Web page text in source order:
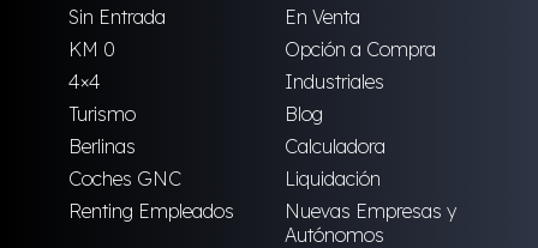
Sin Entrada
En Venta
KM 0
Opción a Compra
4×4
Industriales
Turismo
Blog
Berlinas
Calculadora
Coches GNC
Liquidación
Renting Empleados
Nuevas Empresas y
Autónomos